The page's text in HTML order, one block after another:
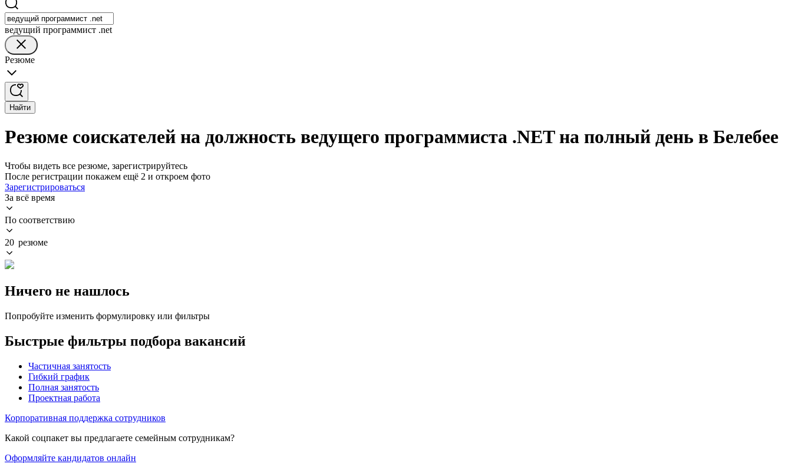
ведущий программист .net
Резюме
Найти
Резюме соискателей на должность ведущего программиста .NET на полный день в Белебее
Чтобы видеть все резюме, зарегистрируйтесь
После регистрации покажем ещё 2 и откроем фото
Зарегистрироваться
За всё время
По соответствию
20 резюме
Ничего не нашлось
Попробуйте изменить формулировку или фильтры
Быстрые фильтры подбора вакансий
Частичная занятость
Гибкий график
Полная занятость
Проектная работа
Корпоративная поддержка сотрудников
Какой соцпакет вы предлагаете семейным сотрудникам?
Оформляйте кандидатов онлайн